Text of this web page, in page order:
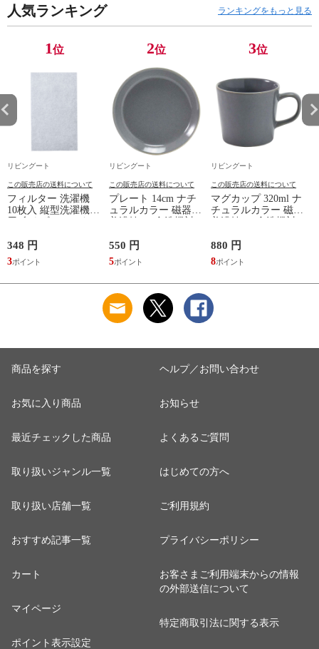
れ ）
し 小物収納 木製 木
人気ランキング ランキングをもっと見る
1位
リビングート
この販売店の送料について
フィルター 洗濯機
10枚入 縦型洗濯機専
用 糸くずフィルター
ミ取り 糸くず ゴミ
使い捨て 抗菌 洗濯
くず取り 排水口 ご
348 円
3
2位
リビングート
この販売店の送料について
プレート 14cm ナチ
ュラルカラー 磁器
美濃焼 （ 食洗機対
ケーキ皿 デザート皿
取り皿 小皿 日本製
デザートプレート ケ
しゃれ ） 【アッシ
ュ】
550 円
5
3位
リビングート
この販売店の送料について
マグカップ 320ml ナ
チュラルカラー 磁器
美濃焼 （ 食洗機対
マグ コップ カップ
コーヒー 紅茶 珈琲
カフェオレ ミルク
880 円
8
商品を探す
お気に入り商品
最近チェックした商品
取り扱いジャンル一覧
取り扱い店舗一覧
おすすめ記事一覧
カート
マイページ
ポイント表示設定
ヘルプ／お問い合わせ
お知らせ
よくあるご質問
はじめての方へ
ご利用規約
プライバシーポリシー
お客さまご利用端末からの情報
の外部送信について
特定商取引法に関する表示